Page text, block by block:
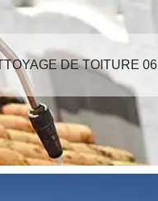
DE TOITURE 06